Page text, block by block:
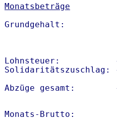
Monatsbeträge
Lohnsteuer:           -
Solidaritätszuschlag:
Abzüge gesamt:
Monats-